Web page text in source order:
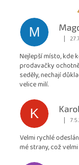
M |
Nejlepší místo, kde
prodavačky
seděly, nechají
velice milí.
K |
Velmi rychlé
mé strany, což